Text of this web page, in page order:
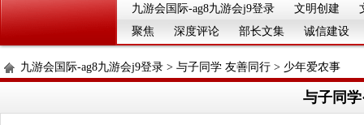
九游会国际-ag8九游会j9登录 文明创建
聚焦
深度评论 部长文集 诚信建设
九游会国际-ag8九游会j9登录 > 与子同学 友善同行 > 少年爱农事
与子同